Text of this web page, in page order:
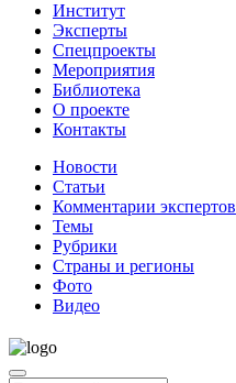
Институт
Эксперты
Спецпроекты
Мероприятия
Библиотека
О проекте
Контакты
Новости
Статьи
Комментарии экспертов
Темы
Рубрики
Страны и регионы
Фото
Видео